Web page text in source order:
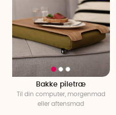
Bakke piletræ
Til din computer, morgenmad
eller aftensmad